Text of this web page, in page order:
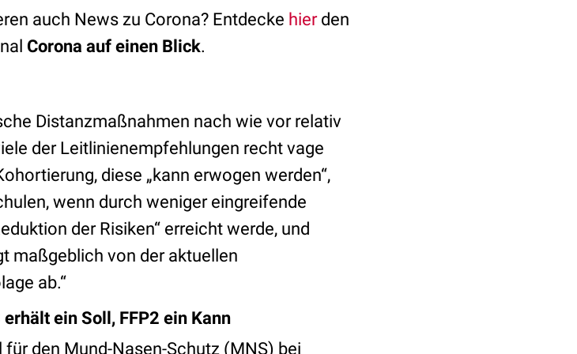
auch News zu Corona? Entdecke hierden
Corona auf einen Blick.
Distanzmaßnahmen nach wie vor relativ
der Leitlinienempfehlungen recht vage
diese „kann erwogen werden“,
wenn durch weniger eingreifende
der Risiken“ erreicht werde, und
maßgeblich von der aktuellen
ab.“
ein Soll, FFP2 ein Kann
den Mund-Nasen-Schutz (MNS) bei